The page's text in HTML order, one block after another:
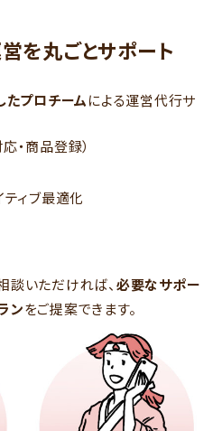
を丸ごとサポート
たプロチームによる運営代行サ
・商品登録）
ティブ最適化
いただければ、 必要なサポー
ンをご提案できます。
相談する
4567
日祝祭日を除く）